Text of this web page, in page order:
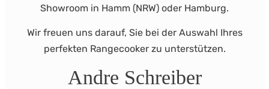
Showroom in Hamm (NRW) oder Hamburg.
Wir freuen uns darauf, Sie bei der Auswahl Ihres
perfekten Rangecooker zu unterstützen.
Andre Schreiber